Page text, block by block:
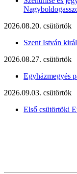
2026.08.20. csütörtök
Szent István
2026.08.27. csütörtök
Egyházmegyés
2026.09.03. csütörtök
Első csütörtöki